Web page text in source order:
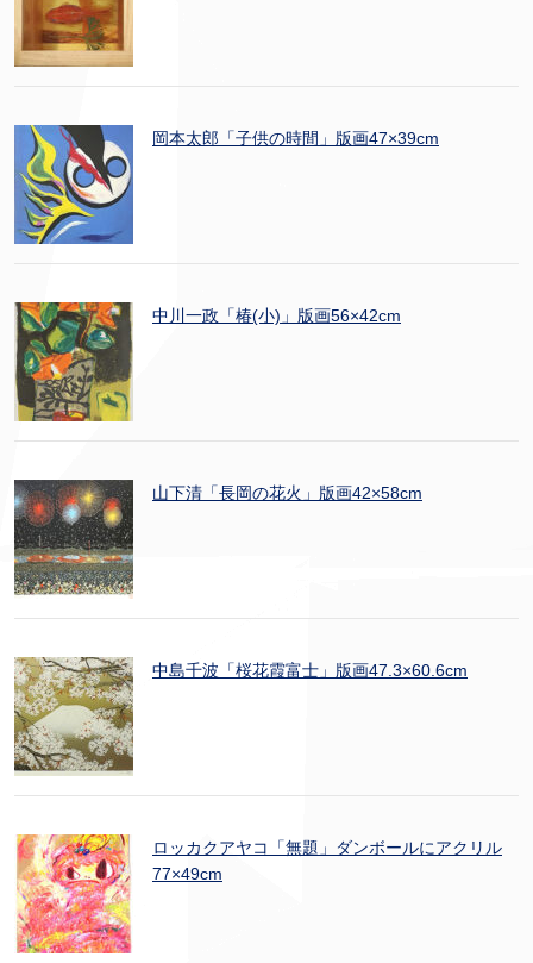
岡本太郎「子供の時間」版画47×39cm
中川一政「椿(小)」版画56×42cm
山下清「長岡の花火」版画42×58cm
中島千波「桜花霞富士」版画47.3×60.6cm
ロッカクアヤコ「無題」ダンボールにアクリル
77×49cm